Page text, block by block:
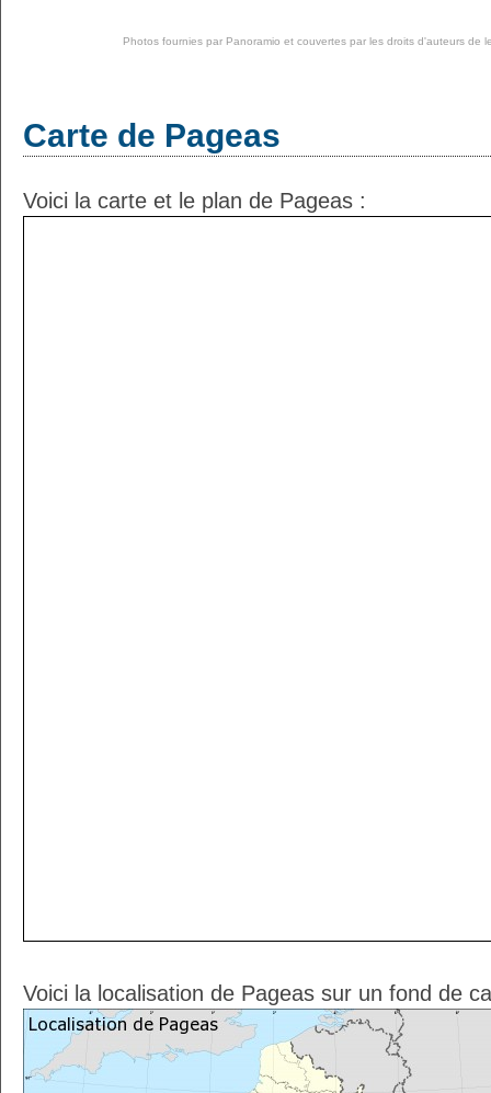
Photos fournies par Panoramio et couvertes par les droits d'auteurs de
Carte de Pageas
Voici la carte et le plan de Pageas :
Voici la localisation de Pageas sur un fond de